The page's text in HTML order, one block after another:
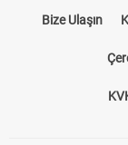
Bize Ulaşın